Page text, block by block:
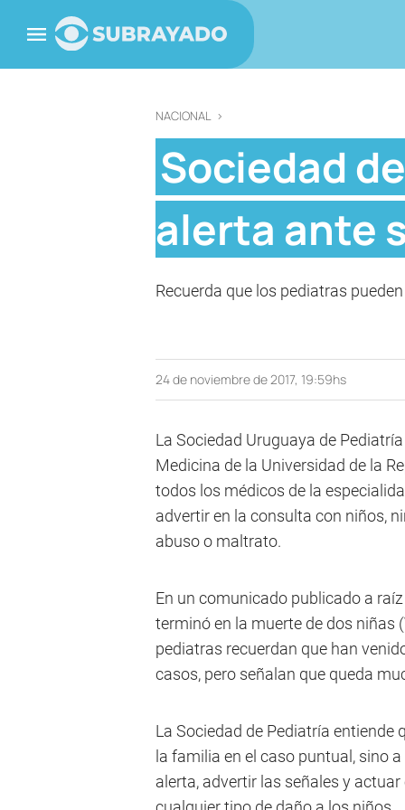
NACIONAL >
Sociedad
alerta ante
Recuerda que los pediatras
24 de noviembre de 2017, 19:59hs
La Sociedad Uruguaya de
Medicina de la Universidad de la
todos los médicos de la
advertir en la consulta con niños,
abuso o maltrato.
En un comunicado publicado a
terminó en la muerte de dos niñas
pediatras recuerdan que han
casos, pero señalan que queda
La Sociedad de Pediatría entiende
la familia en el caso puntual, sino
alerta, advertir las señales y